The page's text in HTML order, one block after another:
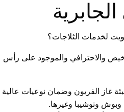
لخدمات الثلاجات؟
غاز الفريون وضمان نوعيات عالية
وبوش وتوشيبا وغيرها.